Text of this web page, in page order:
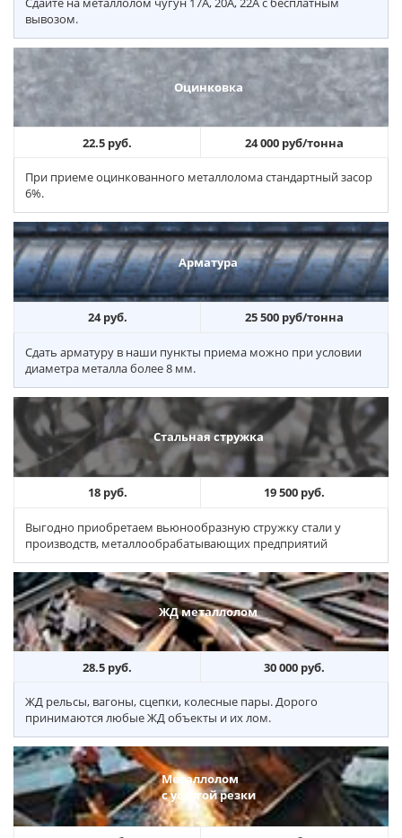
вывозом.
Оцинковка
22.5 руб. 24 000 руб/тонна
При приеме оцинкованного металлолома стандартный засор
6%.
Арматура
24 руб. 25 500 руб/тонна
Сдать арматуру в наши пункты приема можно при условии
диаметра металла более 8 мм.
Стальная стружка
18 руб. 19 500 руб.
Выгодно приобретаем вьюнообразную стружку стали у
производств, металлообрабатывающих предприятий
ЖД металлолом
28.5 руб. 30 000 руб.
ЖД рельсы, вагоны, сцепки, колесные пары. Дорого
принимаются любые ЖД объекты и их лом.
Металлолом
с услугой резки